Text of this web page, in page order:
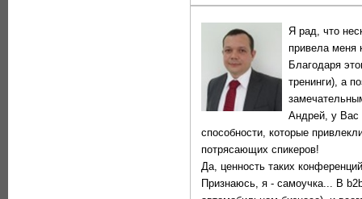
Я рад, что
привела меня
Благодаря
тренинги), а
Андрей, у Вас
способности, которые
потрясающих спикеров!
Да, ценность таких
Признаюсь, я - самоучка... В